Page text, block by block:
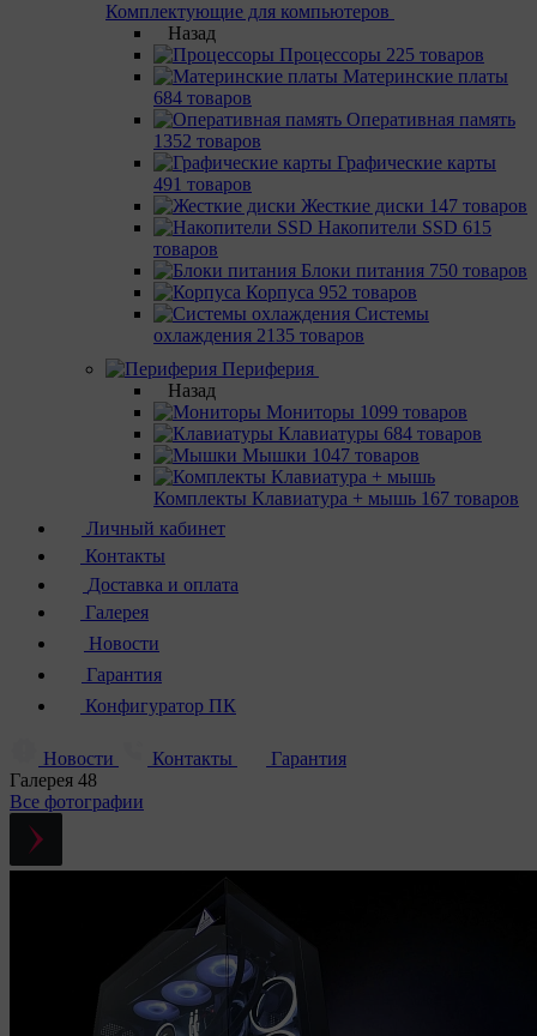
Комплектующие для компьютеров
Назад
Процессоры 225 товаров
Материнcкие платы
684 товаров
Оперативная память
1352 товаров
Графические карты
491 товаров
Жесткие диски 147 товаров
Накопители SSD 615
товаров
Блоки питания 750 товаров
Корпуса 952 товаров
Системы
охлаждения 2135 товаров
Периферия
Назад
Мониторы 1099 товаров
Клавиатуры 684 товаров
Мышки 1047 товаров
Комплекты Клавиатура + мышь 167 товаров
Личный кабинет
Контакты
Доставка и оплата
Галерея
Новости
Гарантия
Конфигуратор ПК
Новости Контакты
Гарантия
Галерея 48
Все фотографии